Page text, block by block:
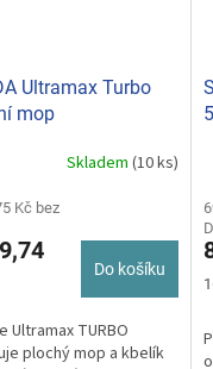
Ultramax Turbo
mop
Skladem(10 ks)
Kč bez
Do košíku
Ultramax TURBO
plochý mop a kbelík